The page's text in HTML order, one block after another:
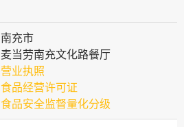
南充市
麦当劳南充文化路餐厅
营业执照
食品经营许可证
食品安全监督量化分级